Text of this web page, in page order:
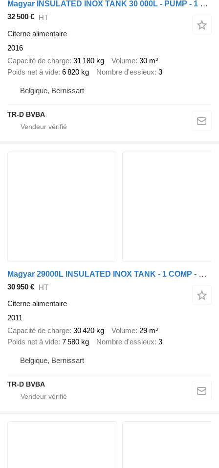
Magyar INSULATED INOX TANK 30 000L - PUMP - 1 COMP
32 500 € HT
Citerne alimentaire
2016
Capacité de charge 31 180 kg Volume 30 m³
Poids net à vide 6 820 kg Nombre d'essieux 3
Belgique, Bernissart
TR-D BVBA
Magyar 29000L INSULATED INOX TANK - 1 COMP - HYDRAULIC PUMP
30 950 € HT
Citerne alimentaire
2011
Capacité de charge 30 420 kg Volume 29 m³
Poids net à vide 7 580 kg Nombre d'essieux 3
Belgique, Bernissart
TR-D BVBA